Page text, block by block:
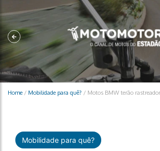
Home / Mobilidade para quê? / Motos BMW terão
Mobilidade para quê?